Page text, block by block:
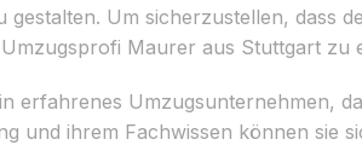
gestalten. Um sicherzustellen, dass
Maurer aus Stuttgart zu
erfahrenes Umzugsunternehmen,
und ihrem Fachwissen können sie